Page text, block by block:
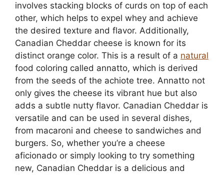
involves stacking blocks of curds on top of each
other, which helps to expel whey and achieve
the desired texture and flavor. Additionally,
Canadian Cheddar cheese is known for its
distinct orange color. This is a result of a natural
food coloring called annatto, which is derived
from the seeds of the achiote tree. Annatto not
only gives the cheese its vibrant hue but also
adds a subtle nutty flavor. Canadian Cheddar is
versatile and can be used in several dishes,
from macaroni and cheese to sandwiches and
burgers. So, whether you’re a cheese
aficionado or simply looking to try something
new, Canadian Cheddar is a delicious and